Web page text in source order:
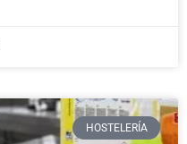
HOSTELERÍA